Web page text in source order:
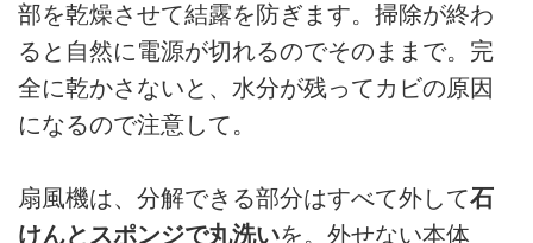
部を乾燥させて結露を防ぎます。掃除が終わ
ると自然に電源が切れるのでそのままで。完
全に乾かさないと、水分が残ってカビの原因
になるので注意して。
扇風機は、分解できる部分はすべて外して石
けんとスポンジで丸洗いを。外せない本体